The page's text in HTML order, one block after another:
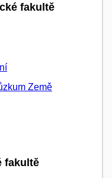
fakultě
Země
fakultě